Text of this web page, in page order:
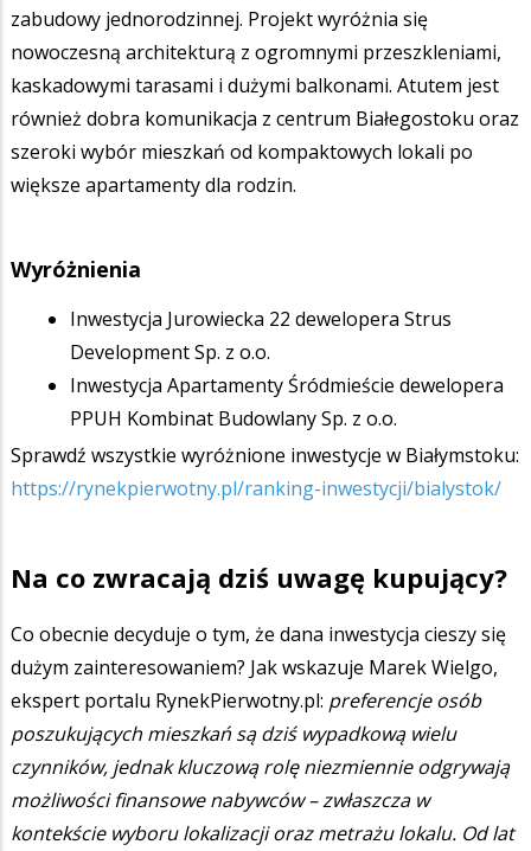
zabudowy jednorodzinnej. Projekt wyróżnia się
nowoczesną architekturą z ogromnymi przeszkleniami,
kaskadowymi tarasami i dużymi balkonami. Atutem jest
również dobra komunikacja z centrum Białegostoku oraz
szeroki wybór mieszkań od kompaktowych lokali po
większe apartamenty dla rodzin.
Wyróżnienia
Inwestycja Jurowiecka 22 dewelopera Strus
Development Sp. z o.o.
Inwestycja Apartamenty Śródmieście dewelopera
PPUH Kombinat Budowlany Sp. z o.o.
Sprawdź wszystkie wyróżnione inwestycje w Białymstoku:
https://rynekpierwotny.pl/ranking-inwestycji/bialystok/
Na co zwracają dziś uwagę kupujący?
Co obecnie decyduje o tym, że dana inwestycja cieszy się
dużym zainteresowaniem? Jak wskazuje Marek Wielgo,
ekspert portalu RynekPierwotny.pl: preferencje osób
poszukujących mieszkań są dziś wypadkową wielu
czynników, jednak kluczową rolę niezmiennie odgrywają
możliwości finansowe nabywców – zwłaszcza w
kontekście wyboru lokalizacji oraz metrażu lokalu. Od lat